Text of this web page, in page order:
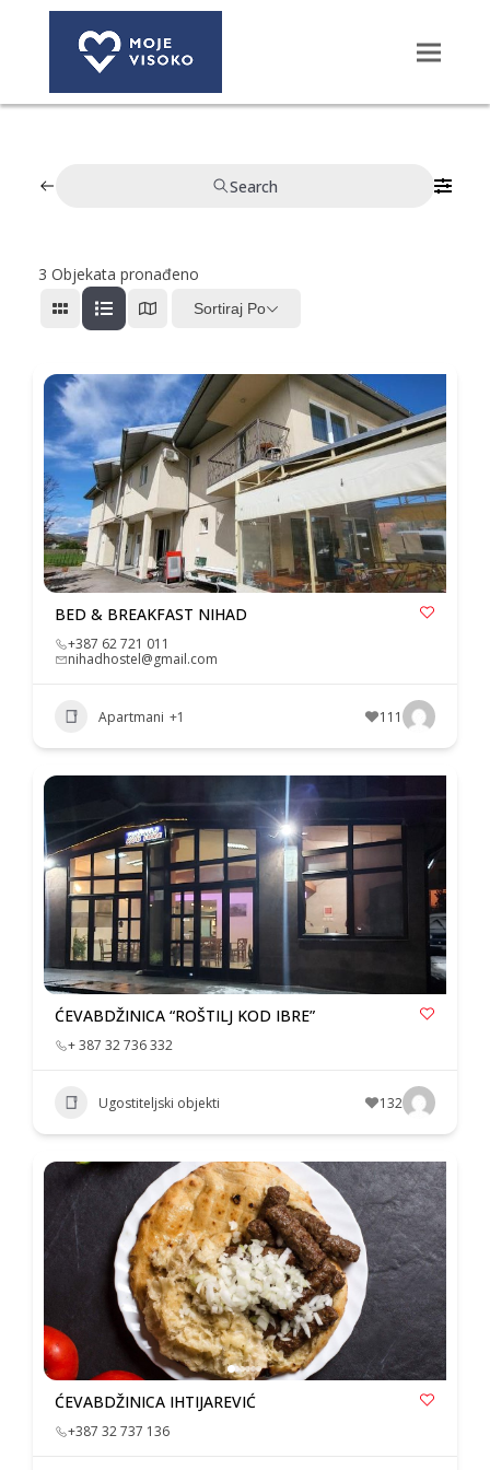
Search
3 Objekata pronađeno
Sortiraj Po
BED & BREAKFAST NIHAD
+387 62 721 011
nihadhostel@gmail.com
Apartmani +1 111
ĆEVABDŽINICA “ROŠTILJ KOD IBRE”
+ 387 32 736 332
Ugostiteljski objekti 132
ĆEVABDŽINICA IHTIJAREVIĆ
+387 32 737 136